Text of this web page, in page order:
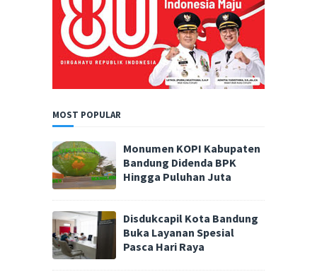
MOST POPULAR
Monumen KOPI Kabupaten
Bandung Didenda BPK
Hingga Puluhan Juta
Disdukcapil Kota Bandung
Buka Layanan Spesial
Pasca Hari Raya